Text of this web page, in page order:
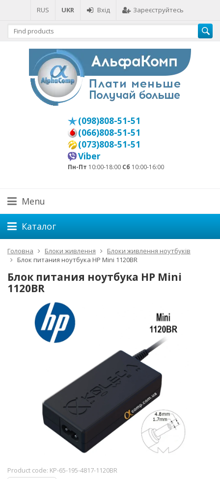
RUS UKR Вхід Зареєструйтесь
(098)808-51-51
(066)808-51-51
(073)808-51-51
Viber
Пн-Пт 10:00-18:00 Сб 10:00-16:00
Menu
Каталог
Головна Блоки живлення
Блоки живлення ноутбуків
Блок питания ноутбука HP Mini 1120BR
Блок питания ноутбука HP Mini
1120BR
Product code: KP-65-195-4817-1120BR